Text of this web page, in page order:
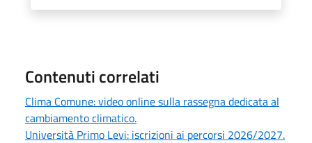
Contenuti correlati
Clima Comune: video online sulla rassegna dedicata al
cambiamento climatico.
Università Primo Levi: iscrizioni ai percorsi 2026/2027.